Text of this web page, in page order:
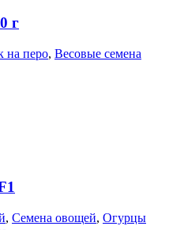
г
на перо, Весовые семена
, Семена овощей, Огурцы